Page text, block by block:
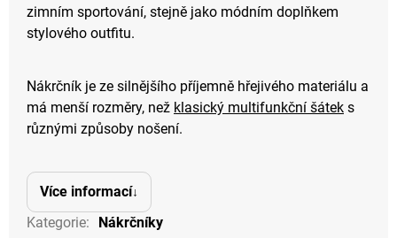
zimním sportování, stejně jako módním doplňkem
stylového outfitu.
Nákrčník je ze silnějšího příjemně hřejivého materiálu a
má menší rozměry, než klasický multifunkční šátek s
různými způsoby nošení.
Více informací
Kategorie:
Nákrčníky